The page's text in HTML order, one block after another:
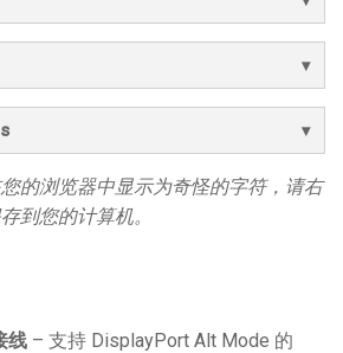
的浏览器中显示为奇怪的字符，请右
到您的计算机。
线 – 支持 DisplayPort Alt Mode 的